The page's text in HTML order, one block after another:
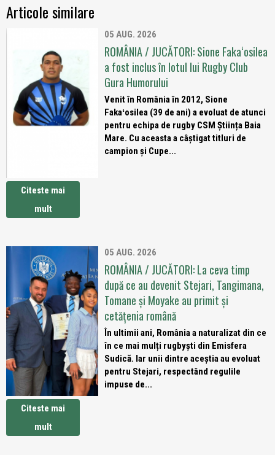
Articole similare
05 AUG. 2026
ROMÂNIA / JUCĂTORI: Sione Fakaʻosilea
a fost inclus în lotul lui Rugby Club
Gura Humorului
Venit în România în 2012, Sione
Fakaʻosilea (39 de ani) a evoluat de atunci
pentru echipa de rugby CSM Știința Baia
Mare. Cu aceasta a câștigat titluri de
campion și Cupe...
Citeste mai
mult
05 AUG. 2026
ROMÂNIA / JUCĂTORI: La ceva timp
după ce au devenit Stejari, Tangimana,
Tomane și Moyake au primit și
cetățenia română
În ultimii ani, România a naturalizat din ce
în ce mai mulți rugbyști din Emisfera
Sudică. Iar unii dintre aceștia au evoluat
pentru Stejari, respectând regulile
impuse de...
Citeste mai
mult